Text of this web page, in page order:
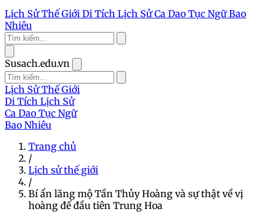
Lịch Sử Thế Giới Di Tích Lịch SửCa Dao Tục NgữBao
Nhiêu
Susach.edu.vn
Lịch Sử Thế Giới
Di Tích Lịch Sử
Ca Dao Tục Ngữ
Bao Nhiêu
Trang chủ
/
Lịch sử thế giới
/
Bí ẩn lăng mộ Tần Thủy Hoàng và sự thật về vị
hoàng đế đầu tiên Trung Hoa